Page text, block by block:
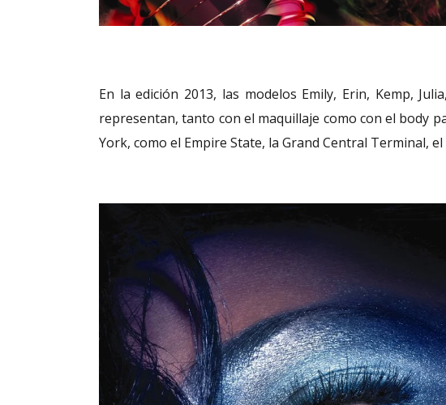
En la edición 2013, las modelos Emily, Erin, Kemp,
representan, tanto con el maquillaje como con el body
York, como el Empire State, la Grand Central Terminal,